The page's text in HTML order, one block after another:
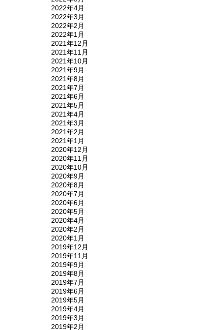
2022年4月
2022年3月
2022年2月
2022年1月
2021年12月
2021年11月
2021年10月
2021年9月
2021年8月
2021年7月
2021年6月
2021年5月
2021年4月
2021年3月
2021年2月
2021年1月
2020年12月
2020年11月
2020年10月
2020年9月
2020年8月
2020年7月
2020年6月
2020年5月
2020年4月
2020年2月
2020年1月
2019年12月
2019年11月
2019年9月
2019年8月
2019年7月
2019年6月
2019年5月
2019年4月
2019年3月
2019年2月